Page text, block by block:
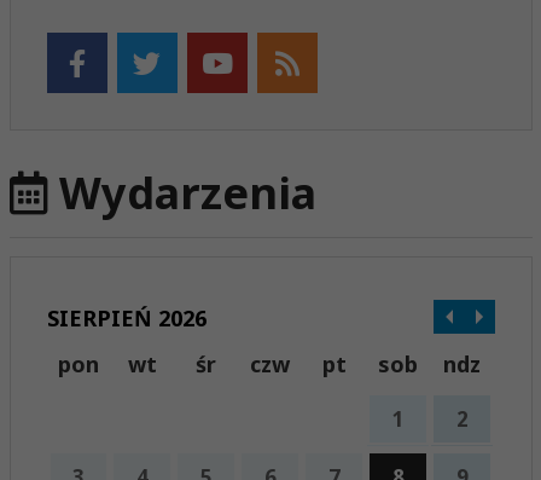
Wydarzenia
SIERPIEŃ 2026
pon
wt śr czw pt sob ndz
1 2